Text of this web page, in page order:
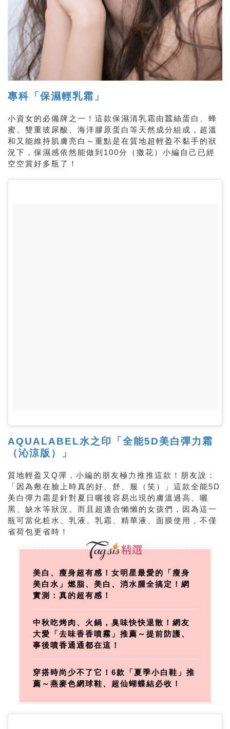
專科「保濕輕乳霜」
小資女的必備牌之一！這款保濕清乳霜由蠶絲蛋白、蜂
蜜、雙重玻尿酸、海洋膠原蛋白等天然成分組成，超溫
和又能維持肌膚亮白～重點是在質地超輕盈不黏手的狀
況下，保濕感依然能做到100分（撒花）小編自己已經
空空賞好多瓶了！
AQUALABEL水之印「全能5D美白彈力霜
（沁涼版）」
質地輕盈又Q彈，小編的朋友極力推推這款！朋友說：
「因為敷在臉上時真的好、舒、服（笑）」這款全能5D
美白彈力霜是針對夏日曬後容易出現的膚溫過高、曬
黑、缺水等狀況。而且超適合懶懶的女孩們，因為這一
瓶可當化粧水、乳液、乳霜、精華液、面膜使用，不僅
省荷包更省時！
美白、瘦身超有感！女明星最愛的「瘦身
美白水」燃脂、美白、消水腫全搞定！網
實測：真的超有感！
中秋吃烤肉、火鍋，臭味快快退散！網友
大愛「去味香香噴霧」推薦～提前防護、
事後噴香通通都在這！
穿搭時尚少不了它！6款「夏季小白鞋」推
薦～燕麥色網球鞋、超仙蝴蝶結必收！